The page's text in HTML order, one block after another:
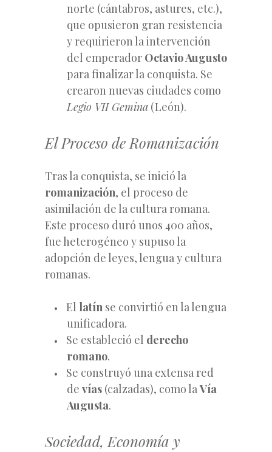
norte (cántabros, astures, etc.),
que opusieron gran resistencia
y requirieron la intervención
del emperador Octavio Augusto
para finalizar la conquista. Se
crearon nuevas ciudades como
Legio VII Gemina (León).
El Proceso de Romanización
Tras la conquista, se inició la
romanización, el proceso de
asimilación de la cultura romana.
Este proceso duró unos 400 años,
fue heterogéneo y supuso la
adopción de leyes, lengua y cultura
romanas.
El latín se convirtió en la lengua
unificadora.
Se estableció el derecho
romano.
Se construyó una extensa red
de vías (calzadas), como laVía
Augusta.
Sociedad, Economía y